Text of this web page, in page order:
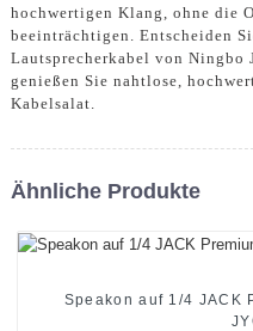
hochwertigen Klang, ohne die
beeinträchtigen. Entscheiden
Lautsprecherkabel von
genießen Sie nahtlose,
Kabelsalat.
Ähnliche Produkte
Speakon auf 1/4 JACK